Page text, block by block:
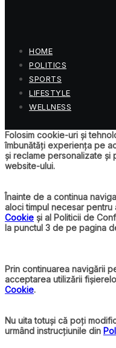
HOME
POLITICS
SPORTS
LIFESTYLE
WELLNESS
Folosim cookie-uri și
îmbunătăți experiența pe
și reclame personalizate și
website-ului.
Înainte de a continua
aloci timpul necesar
Cookie și al Politicii de
la punctul 3 de pe pagina
Prin continuarea navigării
acceptarea utilizării
Cookie.
Nu uita totuși că poți
urmând instrucțiunile din